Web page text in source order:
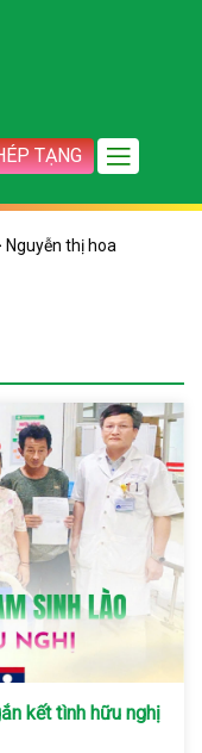
TẠNG
Nguyễn thị hoa
kết tình hữu nghị